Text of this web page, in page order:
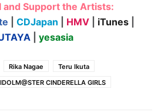
and Support the Artists:
CDJapan HMV iTunes
yesasia
Rika Nagae
Teru Ikuta
CINDERELLA GIRLS